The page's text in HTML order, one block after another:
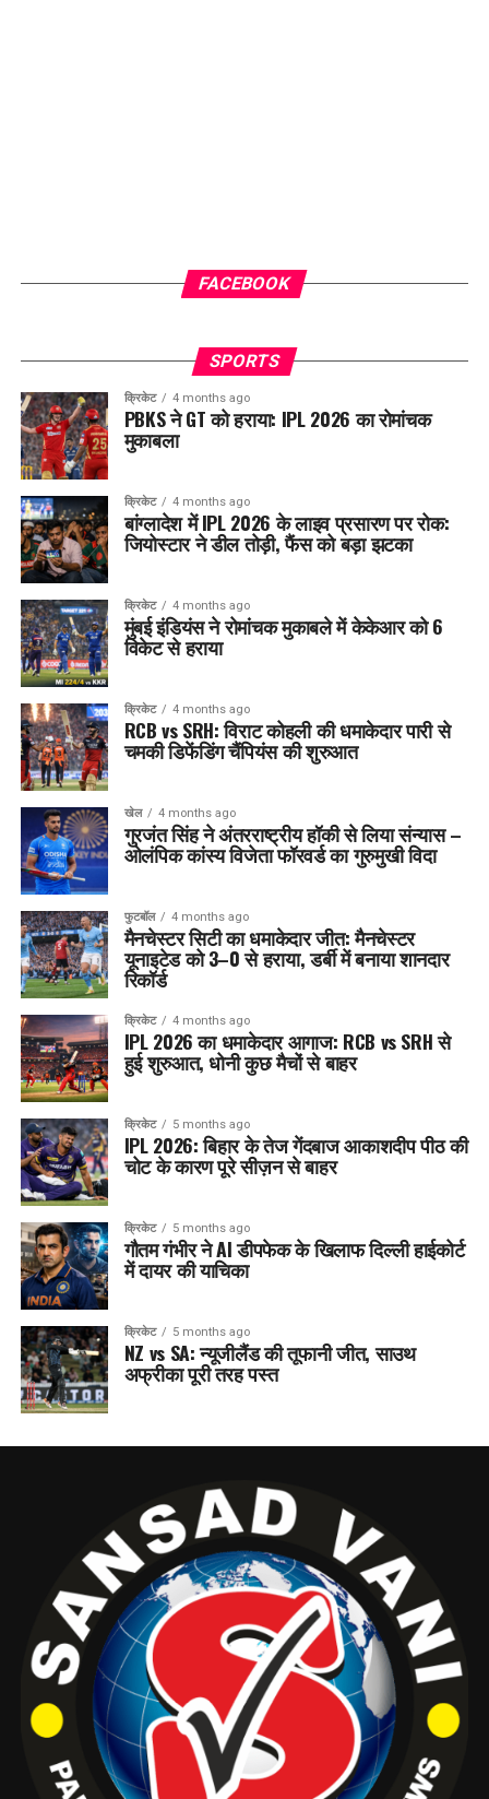
FACEBOOK
SPORTS
क्रिकेट 4 months ago
PBKS ने GT को हराया: IPL 2026 का रोमांचक
मुकाबला
क्रिकेट 4 months ago
बांग्लादेश में IPL 2026 के लाइव प्रसारण पर रोक:
जियोस्टार ने डील तोड़ी, फैंस को बड़ा झटका
क्रिकेट 4 months ago
मुंबई इंडियंस ने रोमांचक मुकाबले में केकेआर को 6
विकेट से हराया
क्रिकेट 4 months ago
RCB vs SRH: विराट कोहली की धमाकेदार पारी से
चमकी डिफेंडिंग चैंपियंस की शुरुआत
खेल 4 months ago
गुरजंत सिंह ने अंतरराष्ट्रीय हॉकी से लिया संन्यास –
ओलंपिक कांस्य विजेता फॉरवर्ड का गुरुमुखी विदा
फुटबॉल 4 months ago
मैनचेस्टर सिटी का धमाकेदार जीत: मैनचेस्टर
यूनाइटेड को 3–0 से हराया, डर्बी में बनाया शानदार
रिकॉर्ड
क्रिकेट 4 months ago
IPL 2026 का धमाकेदार आगाज: RCB vs SRH से
हुई शुरुआत, धोनी कुछ मैचों से बाहर
क्रिकेट 5 months ago
IPL 2026: बिहार के तेज गेंदबाज आकाशदीप पीठ की
चोट के कारण पूरे सीज़न से बाहर
क्रिकेट 5 months ago
गौतम गंभीर ने AI डीपफेक के खिलाफ दिल्ली हाईकोर्ट
में दायर की याचिका
क्रिकेट 5 months ago
NZ vs SA: न्यूजीलैंड की तूफानी जीत, साउथ
अफ्रीका पूरी तरह पस्त